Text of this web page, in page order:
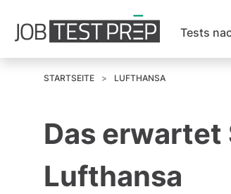
Tests
STARTSEITE LUFTHANSA
Das erwartet
Lufthansa